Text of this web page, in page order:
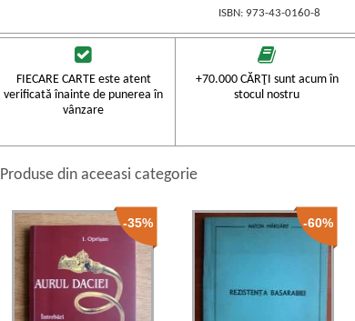
ISBN: 973-43-0160-8
FIECARE CARTE este atent
verificată înainte de punerea în
vânzare
+70.000 CĂRŢI sunt acum în
stocul nostru
Produse din aceeasi categorie
-35% -60%